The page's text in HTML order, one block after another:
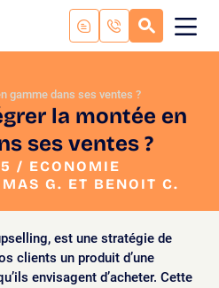
gamme dans ses ventes ?
la montée en
ses ventes ?
/ ECONOMIE
G. ET BENOIT C.
est une stratégie de
clients un produit d’une
envisagent d’acheter. Cette